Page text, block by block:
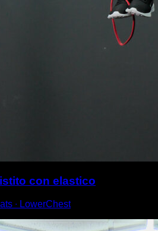
con elastico
∙ LowerChest